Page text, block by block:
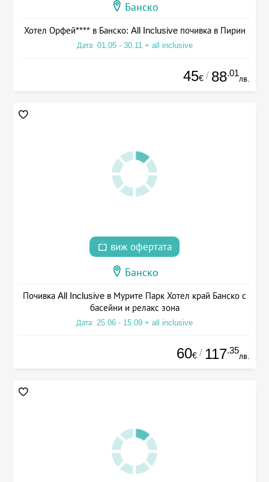
Банско
Хотел Орфей**** в Банско: All Inclusive почивка в Пирин
Дата: 01.05 - 30.11 + all inclusive
45€ / 88.01
лв.
виж офертата
Банско
Почивка All Inclusive в Мурите Парк Хотел край Банско с
басейни и релакс зона
Дата: 25.06 - 15.09 + all inclusive
60€ / 117.35
лв.